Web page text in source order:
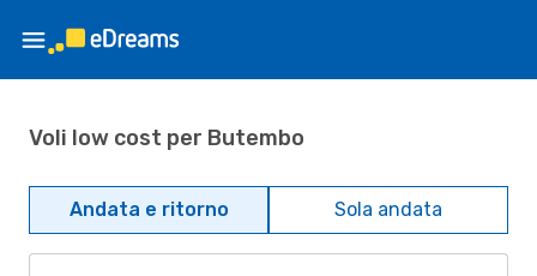
Voli low cost per Butembo
Andata e ritorno Sola andata